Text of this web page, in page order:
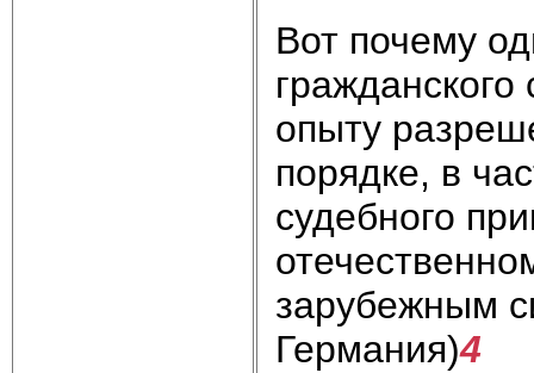
Вот почему
гражданского
опыту
порядке, в
судебного
зарубежным
Германия)4